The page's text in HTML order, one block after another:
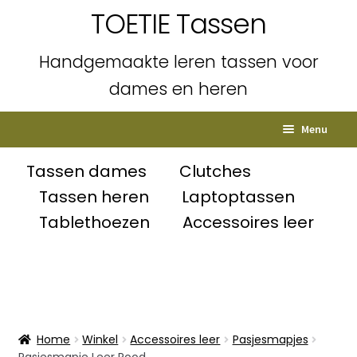
TOETIE Tassen
Handgemaakte leren tassen voor
dames en heren
navigatie
inhoud
Menu
Home
Mijn account
Tassen dames
Clutches
Tassen heren
Laptoptassen
Tablethoezen
Accessoires leer
Home Winkel Accessoires leer
Pasjesmapjes